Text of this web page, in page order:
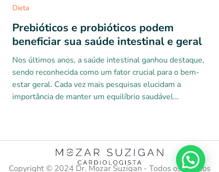
Dieta
Prebióticos e probióticos podem
beneficiar sua saúde intestinal e geral
Nos últimos anos, a saúde intestinal ganhou destaque,
sendo reconhecida como um fator crucial para o bem-
estar geral. Cada vez mais pesquisas elucidam a
importância de manter um equilíbrio saudável...
Copyright ©️ 2024 Dr. Mozar Suzigan - Todos os direitos